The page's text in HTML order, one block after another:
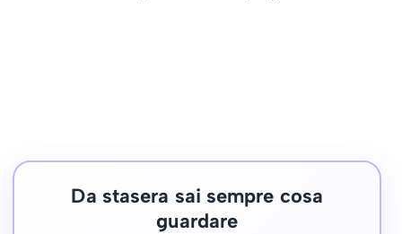
Da stasera sai sempre cosa
guardare